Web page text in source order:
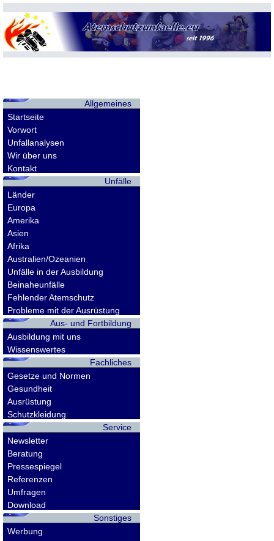
Allgemeines
Startseite
Vorwort
Unfallanalysen
Wir über uns
Kontakt
Unfälle
Länder
Europa
Amerika
Asien
Afrika
Australien/Ozeanien
Unfälle in der Ausbildung
Beinaheunfälle
Fehlender Atemschutz
Probleme mit der Ausrüstung
Aus- und Fortbildung
Ausbildung mit uns
Wissenswertes
Fachliches
Gesetze und Normen
Gesundheit
Ausrüstung
Schutzkleidung
Service
Newsletter
Beratung
Pressespiegel
Referenzen
Umfragen
Download
Sonstiges
Werbung